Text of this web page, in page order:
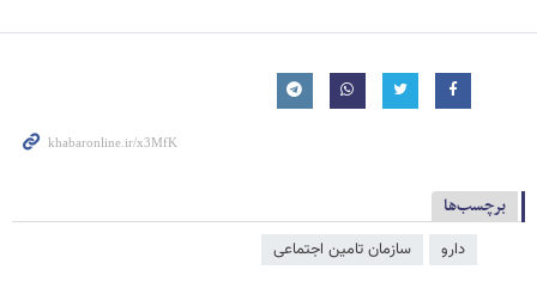
برچسب‌ها
دارو سازمان تامین اجتماعی